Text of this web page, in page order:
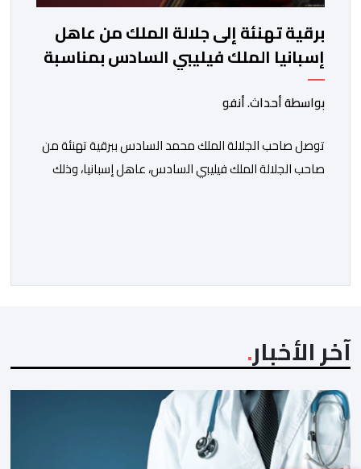
برقية تهنئة إلى جلالة الملك من عاهل
إسبانيا الملك فيليبي السادس بمناسبة
عيد العرش المجيد
بواسطة أحداث. أنفو
توصل صاحب الجلالة الملك محمد السادس ببرقية تهنئة من
صاحب الجلالة الملك فيليبي السادس، عاهل إسبانيا، وذلك
الملك، وبالمزيد من الازدهار والرفاه للشعب المغربي. […]
آخر الأخبار